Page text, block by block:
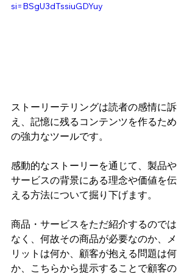
si=BSgU3dTssiuGDYuy
ストーリーテリングは読者の感情に訴
え、記憶に残るコンテンツを作るため
の強力なツールです。
感動的なストーリーを通じて、製品や
サービスの背景にある理念や価値を伝
える方法について掘り下げます。
商品・サービスをただ紹介するのでは
なく、何故その商品が必要なのか、メ
リットは何か、顧客が抱える問題は何
か、こちらから提示することで顧客の